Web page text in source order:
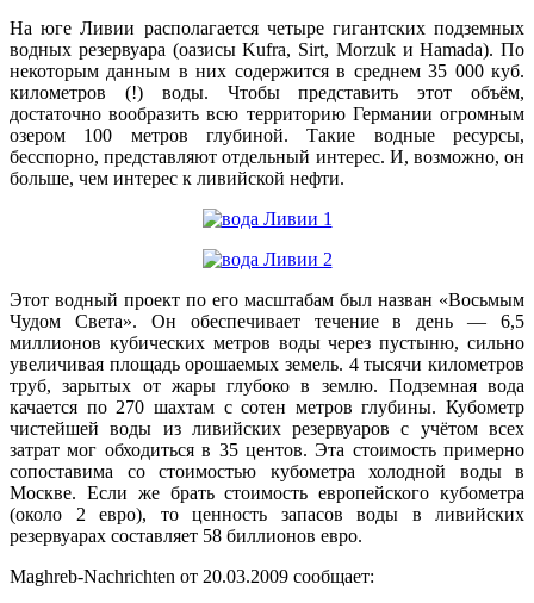
На юге Ливии располагается четыре гигантских подземных
водных резервуара (оазисы Kufra, Sirt, Morzuk и Hamada). По
некоторым данным в них содержится в среднем 35 000 куб.
километров (!) воды. Чтобы представить этот объём,
достаточно вообразить всю территорию Германии огромным
озером 100 метров глубиной. Такие водные ресурсы,
бесспорно, представляют отдельный интерес. И, возможно, он
больше, чем интерес к ливийской нефти.
Этот водный проект по его масштабам был назван «Восьмым
Чудом Света». Он обеспечивает течение в день — 6,5
миллионов кубических метров воды через пустыню, сильно
увеличивая площадь орошаемых земель. 4 тысячи километров
труб, зарытых от жары глубоко в землю. Подземная вода
качается по 270 шахтам с сотен метров глубины. Кубометр
чистейшей воды из ливийских резервуаров с учётом всех
затрат мог обходиться в 35 центов. Эта стоимость примерно
сопоставима со стоимостью кубометра холодной воды в
Москве. Если же брать стоимость европейского кубометра
(около 2 евро), то ценность запасов воды в ливийских
резервуарах составляет 58 биллионов евро.
Maghreb-Nachrichten от 20.03.2009 сообщает: